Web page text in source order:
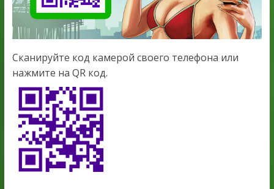
Сканируйте код камерой своего телефона или
нажмите на QR код.